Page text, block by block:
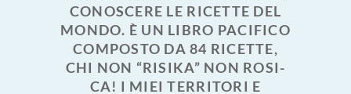
CONOSCERE LE RICETTE DEL
MONDO. È UN LIBRO PACIFICO
COMPOSTO DA 84 RICETTE,
CHI NON “RISIKA” NON ROSI-
CA! I MIEI TERRITORI E